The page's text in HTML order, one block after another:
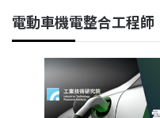
電動車機電整合工程師